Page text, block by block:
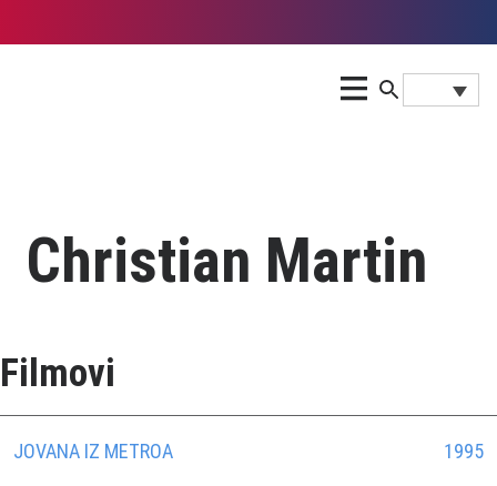
Christian Martin
Filmovi
JOVANA IZ METROA 1995